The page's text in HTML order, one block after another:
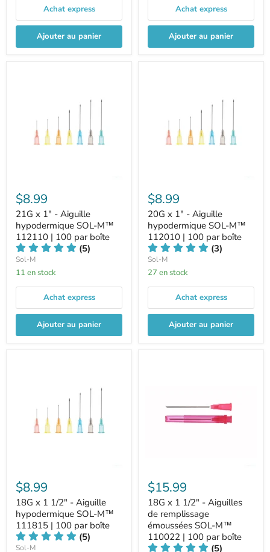
Achat express
Ajouter au panier
Achat express
Ajouter au panier
$8.99
21G x 1" - Aiguille
hypodermique SOL-M™
112110 | 100 par boîte
(5)
Sol-M
11 en stock
Achat express
Ajouter au panier
$8.99
20G x 1" - Aiguille
hypodermique SOL-M™
112010 | 100 par boîte
(3)
Sol-M
27 en stock
Achat express
Ajouter au panier
$8.99
18G x 1 1/2" - Aiguille
hypodermique SOL-M™
111815 | 100 par boîte
(5)
Sol-M
$15.99
18G x 1 1/2" - Aiguilles
de remplissage
émoussées SOL-M™
110022 | 100 par boîte
(5)